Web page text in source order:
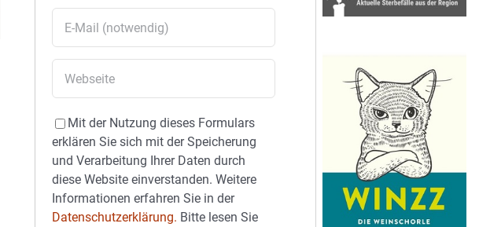
Mit der Nutzung dieses Formulars
erklären Sie sich mit der Speicherung
und Verarbeitung Ihrer Daten durch
diese Website einverstanden. Weitere
Informationen erfahren Sie in der
Datenschutzerklärung. Bitte lesen Sie